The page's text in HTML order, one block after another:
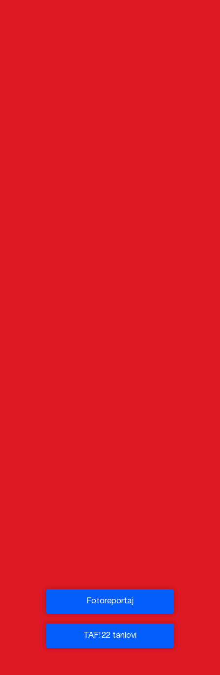
Fotoreportaj
TAF!22 tanlovi